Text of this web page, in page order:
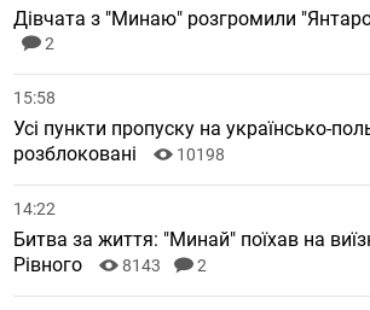
Дівчата з "Минаю" розгромили
2
15:58
Усі пункти пропуску на українсько-
розблоковані
10198
14:22
Битва за життя: "Минай" поїхав на
Рівного
8143 2